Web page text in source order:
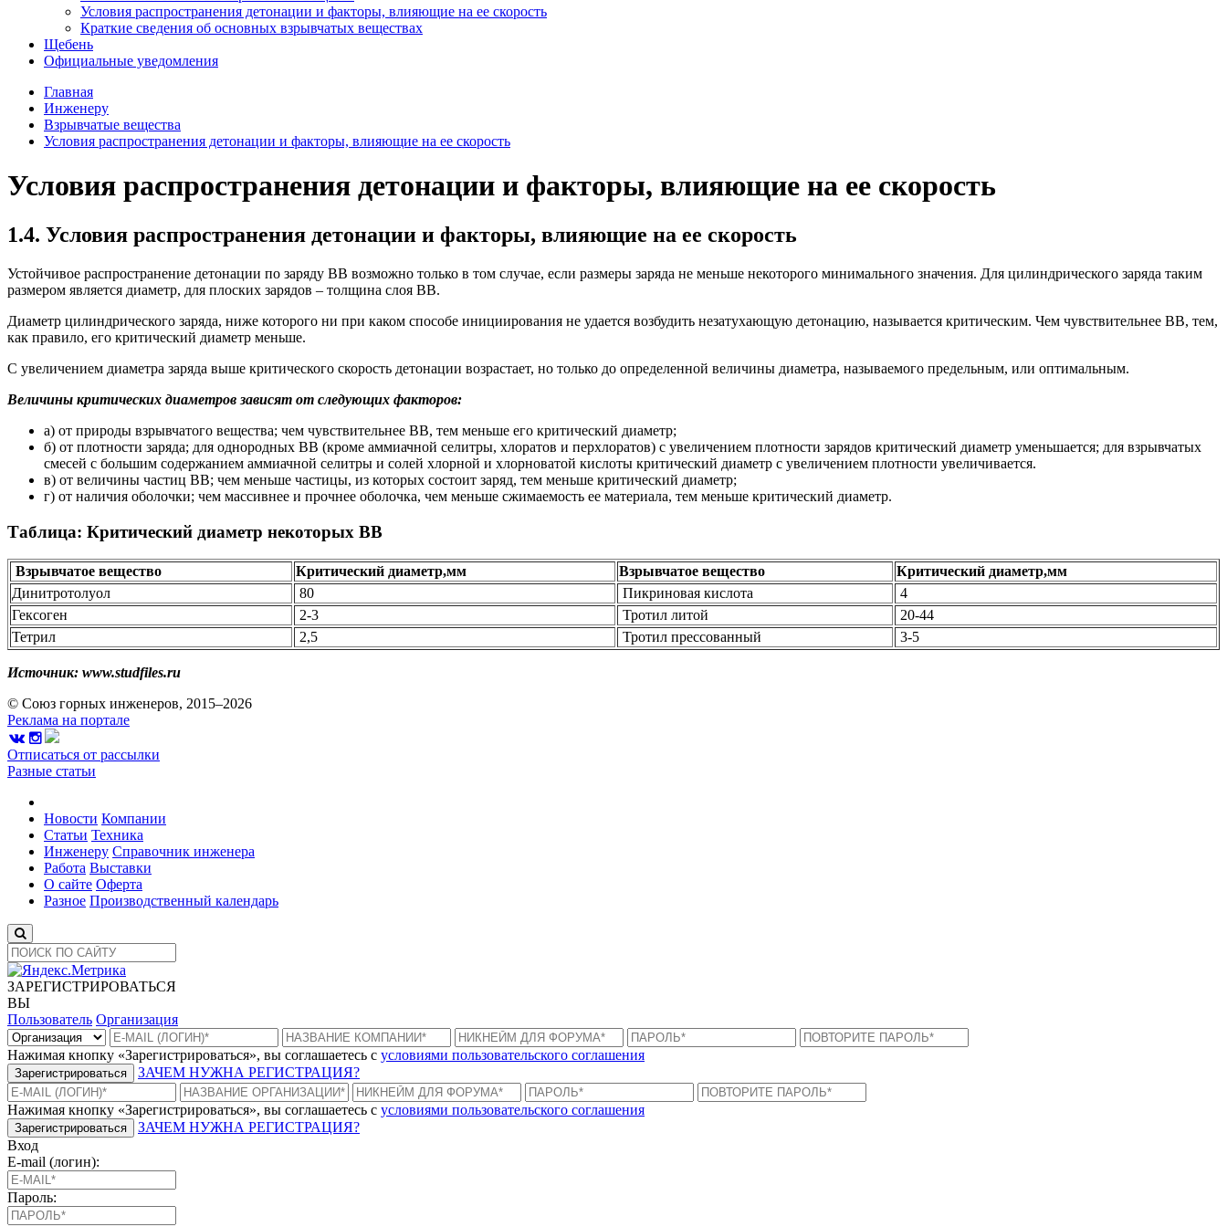
Условия распространения детонации и факторы, влияющие на ее скорость
Краткие сведения об основных взрывчатых веществах
Щебень
Официальные уведомления
Главная
Инженеру
Взрывчатые вещества
Условия распространения детонации и факторы, влияющие на ее скорость
Условия распространения детонации и факторы, влияющие на ее скорость
1.4. Условия распространения детонации и факторы, влияющие на ее скорость
Устойчивое распространение детонации по заряду ВВ возможно только в том случае, если размеры заряда не меньше некоторого минимального значения. Для цилиндрического заряда таким
размером является диаметр, для плоских зарядов – толщина слоя ВВ.
Диаметр цилиндрического заряда, ниже которого ни при каком способе инициирования не удается возбудить незатухающую детонацию, называется критическим. Чем чувствительнее ВВ, тем,
как правило, его критический диаметр меньше.
С увеличением диаметра заряда выше критического скорость детонации возрастает, но только до определенной величины диаметра, называемого предельным, или оптимальным.
Величины критических диаметров зависят от следующих факторов:
а) от природы взрывчатого вещества; чем чувствительнее ВВ, тем меньше его критический диаметр;
б) от плотности заряда; для однородных ВВ (кроме аммиачной селитры, хлоратов и перхлоратов) с увеличением плотности зарядов критический диаметр уменьшается; для взрывчатых
смесей с большим содержанием аммиачной селитры и солей хлорной и хлорноватой кислоты критический диаметр с увеличением плотности увеличивается.
в) от величины частиц ВВ; чем меньше частицы, из которых состоит заряд, тем меньше критический диаметр;
г) от наличия оболочки; чем массивнее и прочнее оболочка, чем меньше сжимаемость ее материала, тем меньше критический диаметр.
Таблица: Критический диаметр некоторых ВВ
Взрывчатое вещество Критический диаметр,мм Взрывчатое вещество
Критический диаметр,мм
Динитротолуол
80 Пикриновая кислота
4
Гексоген
2-3 Тротил литой
20-44
Тетрил
2,5 Тротил прессованный 3-5
Источник: www.studfiles.ru
© Союз горных инженеров, 2015–2026
Реклама на портале
Отписаться от рассылки
Разные статьи
Новости Компании
Статьи Техника
Инженеру Справочник инженера
Работа Выставки
О сайте Оферта
Разное Производственный календарь
ЗАРЕГИСТРИРОВАТЬСЯ
ВЫ
Пользователь Организация
Нажимая кнопку «Зарегистрироваться», вы соглашаетесь с условиями пользовательского соглашения
Зарегистрироваться ЗАЧЕМ НУЖНА РЕГИСТРАЦИЯ?
Нажимая кнопку «Зарегистрироваться», вы соглашаетесь с условиями пользовательского соглашения
Зарегистрироваться
ЗАЧЕМ НУЖНА РЕГИСТРАЦИЯ?
Вход
E-mail (логин):
Пароль: